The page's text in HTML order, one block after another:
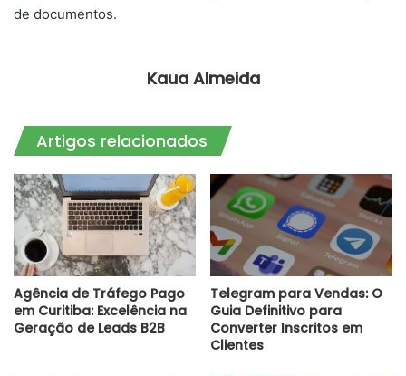
de documentos.
Kaua Almeida
Artigos relacionados
Agência de Tráfego Pago
em Curitiba: Excelência na
Geração de Leads B2B
Telegram para Vendas: O
Guia Definitivo para
Converter Inscritos em
Clientes